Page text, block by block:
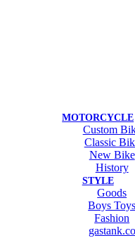
MOTORCYCLE
Custom
Classic
New Bike
History
STYLE
Goods
Boys
Fashion
gastank.co